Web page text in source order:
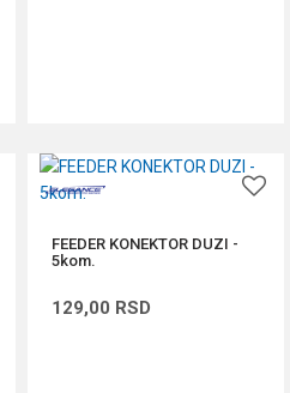
FEEDER KONEKTOR DUZI -
5kom.
129,00 RSD